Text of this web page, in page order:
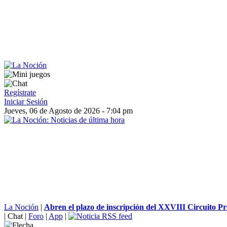
Regístrate
Iniciar Sesión
Jueves, 06 de Agosto de 2026 - 7:04 pm
La Noción | Abren el plazo de inscripción del XXVIII Circuito
| Chat | Foro | App |